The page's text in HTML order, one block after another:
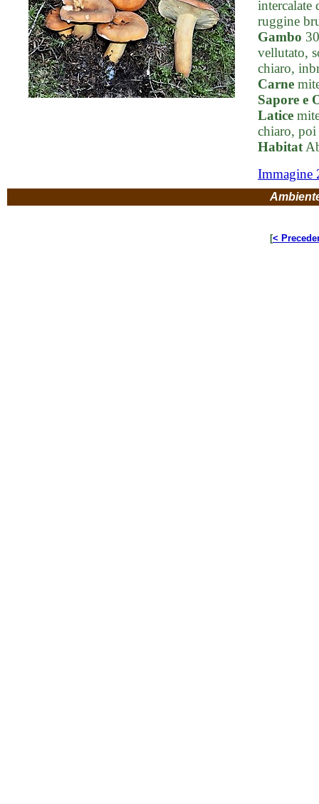
intercalate
ruggine
Gambo
vellutato,
chiaro,
Carne
Sapore e
Latice
chiaro, poi
Habitat
Immagine
[<